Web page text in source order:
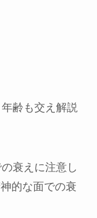
齢も交え解説
衰えに注意し
的な面での衰